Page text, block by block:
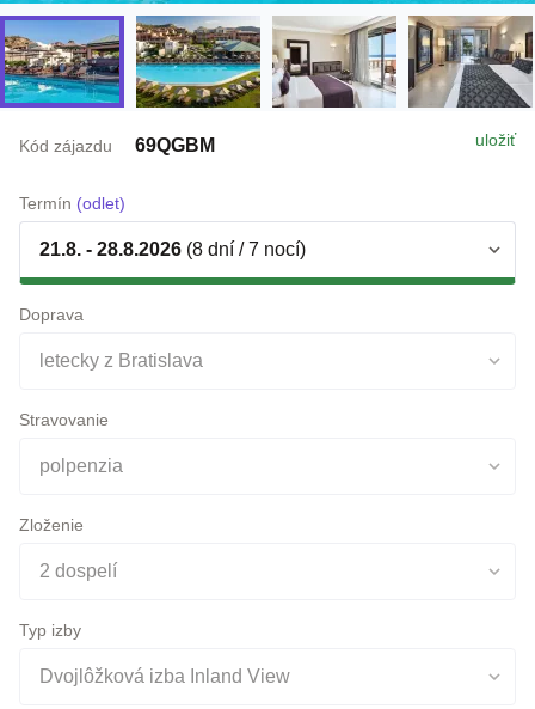
uložiť
Kód zájazdu 69QGBM
Termín (odlet)
21.8. - 28.8.2026 (8 dní / 7 nocí)
Doprava
letecky z Bratislava
Stravovanie
polpenzia
Zloženie
2 dospelí
Typ izby
Dvojlôžková izba Inland View